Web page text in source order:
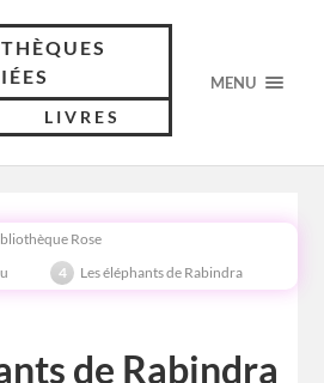
LIVRES
MENU
Rose
Les éléphants de Rabindra
de Rabindra